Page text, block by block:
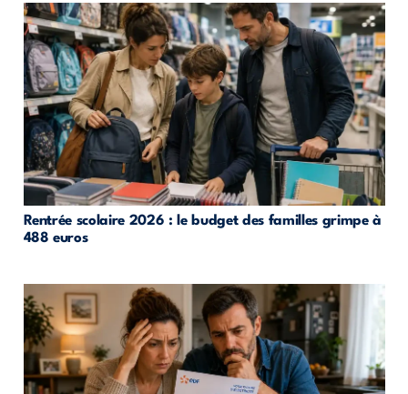
Rentrée scolaire 2026 : le budget des familles grimpe à
488 euros